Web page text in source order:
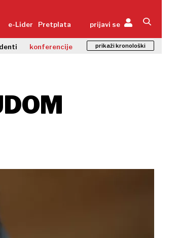
e-Lider Pretplata prijavi se
konferencije prikaži kronološki